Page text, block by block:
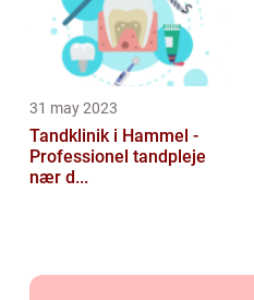
31 may 2023
Tandklinik i Hammel -
Professionel tandpleje
nær d...